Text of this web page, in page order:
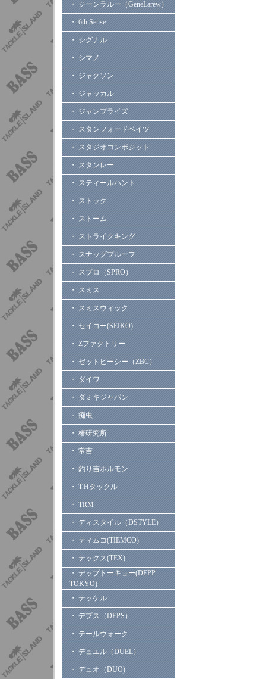
・ ジーンラルー（GeneLarew）
・ 6th Sense
・ シグナル
・ シマノ
・ ジャクソン
・ ジャッカル
・ ジャンプライズ
・ スタンフォードベイツ
・ スタジオコンポジット
・ スタンレー
・ スティールハント
・ ストック
・ ストーム
・ ストライクキング
・ スナッグプルーフ
・ スプロ（SPRO）
・ スミス
・ スミスウィック
・ セイコー(SEIKO)
・ Zファクトリー
・ ゼットビーシー（ZBC）
・ ダイワ
・ ダミキジャパン
・ 痴虫
・ 椿研究所
・ 常吉
・ 釣り吉ホルモン
・ T.Hタックル
・ TRM
・ ディスタイル（DSTYLE）
・ ティムコ(TIEMCO)
・ テックス(TEX)
・ デップトーキョー(DEPP
TOKYO)
・ テッケル
・ デプス（DEPS）
・ テールウォーク
・ デュエル（DUEL）
・ デュオ（DUO)